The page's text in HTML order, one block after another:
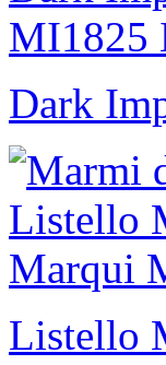
Dark
Listello